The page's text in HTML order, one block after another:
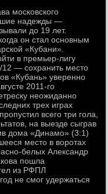
московского
надежды —
до 19 лет.
он стал основным
«Кубани».
в премьер-лигу
12 — сохранить место
«Кубань» уверенно
2011-го
неожиданно
трех играх
всего три гола,
на выезде сыграв
дома «Динамо» (3:1)
место в воротах
белых Александр
пошла
из РФПЛ
не смог удержаться